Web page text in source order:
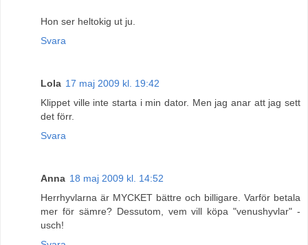
Hon ser heltokig ut ju.
Svara
Lola 17 maj 2009 kl. 19:42
Klippet ville inte starta i min dator. Men jag anar att jag sett
det förr.
Svara
Anna 18 maj 2009 kl. 14:52
Herrhyvlarna är MYCKET bättre och billigare. Varför betala
mer för sämre? Dessutom, vem vill köpa "venushyvlar" -
usch!